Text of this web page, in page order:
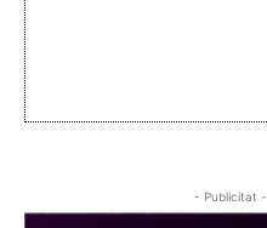
- Publicitat -